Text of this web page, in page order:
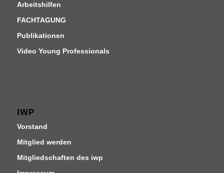
Arbeitshilfen
FACHTAGUNG
Publikationen
Video Young Professionals
IWP
Vorstand
Mitglied werden
Mitgliedschaften des iwp